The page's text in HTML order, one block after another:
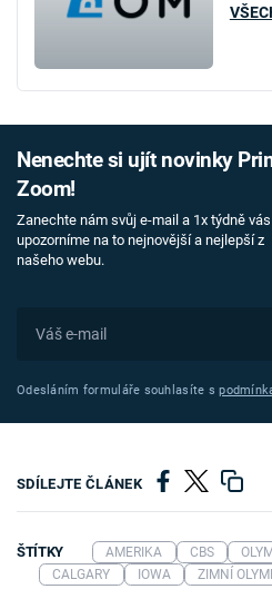
Nenechte si ujít novinky
Zoom!
Zanechte nám svůj e-mail a 1x týdně vás
upozorníme na to nejnovější a nejlepší z
našeho webu.
Odesláním formuláře souhlasíte s
SDÍLEJTE ČLÁNEK
ŠTÍTKY AMERIKA CBS
CALGARY
IOWA ZIMNÍ